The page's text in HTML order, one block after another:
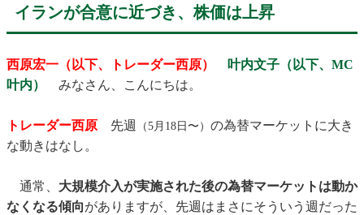
イランが合意に近づき、株価は上昇
西原宏一（以下、トレーダー西原）
叶内文子（以下、MC
叶内）
​みなさん、こんにちは。
トレーダー西原 先週 （5月18日〜） の為替マーケットに大き
な動きはなし。
通常、 大規模介入が実施された後の為替マーケットは動か
なくなる傾向がありますが、先週はまさにそういう週だった